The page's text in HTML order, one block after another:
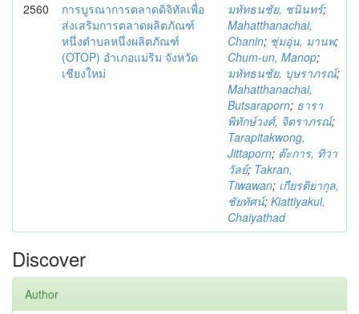
2560
การบูรณาการตลาดดิจิทัลเพื่อ
ส่งเสริมการตลาดผลิตภัณฑ์
หนึ่งตำบลหนึ่งผลิตภัณฑ์
(OTOP) อำเภอแม่ริม จังหวัด
เชียงใหม่
มหัทธนชัย, ชนินทร์;
Mahatthanachai,
Chanin; ชุ่มอุ่น, มานพ;
Chum-un, Manop;
มหัทธนชัย, บุษราภรณ์;
Mahatthanachai,
Butsaraporn; ธารา
พิทักษ์วงศ์, จิตราภรณ์;
Tarapitakwong,
Jittaporn; ต๊ะการ, ทิวา
วัลย์; Takran,
Tiwawan; เกียรติยากุล,
ชัยทัศน์; Kiattiyakul,
Chaiyathad
Discover
Author